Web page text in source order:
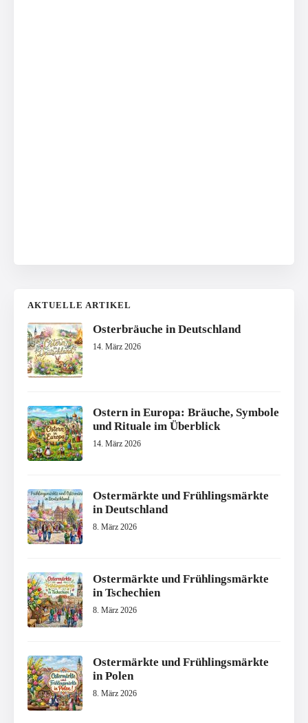
AKTUELLE ARTIKEL
Osterbräuche in Deutschland
14. März 2026
Ostern in Europa: Bräuche, Symbole
und Rituale im Überblick
14. März 2026
Ostermärkte und Frühlingsmärkte
in Deutschland
8. März 2026
Ostermärkte und Frühlingsmärkte
in Tschechien
8. März 2026
Ostermärkte und Frühlingsmärkte
in Polen
8. März 2026